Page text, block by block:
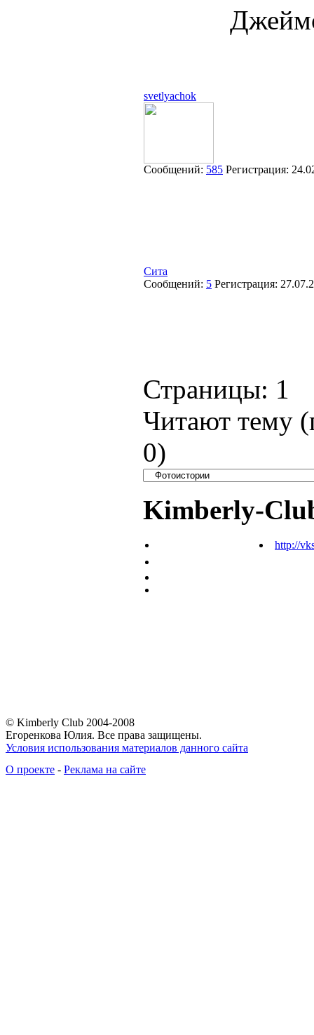
svetlyachok
Сообщений: 585 Регистрация:
Сита
Сообщений: 5 Регистрация:
Страницы: 1
Читают тему
0)
Kimberly-
http://
© Kimberly Club 2004-2008
Егоренкова Юлия. Все права защищены.
Условия использования материалов данного сайта
О проекте - Реклама на сайте